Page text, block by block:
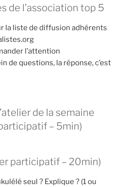
de l’association top 5
la liste de diffusion adhérents
l’attention
de questions, la réponse, c’est
de la semaine
– 5min)
participatif – 20min)
seul ? Explique ? (1 ou